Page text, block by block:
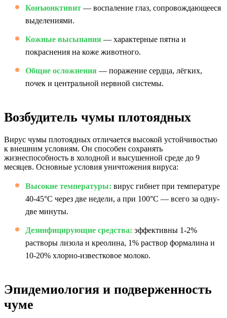
Конъюнктивит — воспаление глаз, сопровождающееся
выделениями.
Кожные высыпания — характерные пятна и
покраснения на коже животного.
Общие осложнения — поражение сердца, лёгких,
почек и центральной нервной системы.
Возбудитель чумы плотоядных
Вирус чумы плотоядных отличается высокой устойчивостью
к внешним условиям. Он способен сохранять
жизнеспособность в холодной и высушенной среде до 9
месяцев. Основные условия уничтожения вируса:
Высокие температуры: вирус гибнет при температуре
40-45°С через две недели, а при 100°С — всего за одну-
две минуты.
Дезинфицирующие средства: эффективны 1-2%
растворы лизола и креолина, 1% раствор формалина и
10-20% хлорно-известковое молоко.
Эпидемиология и подверженность
чуме